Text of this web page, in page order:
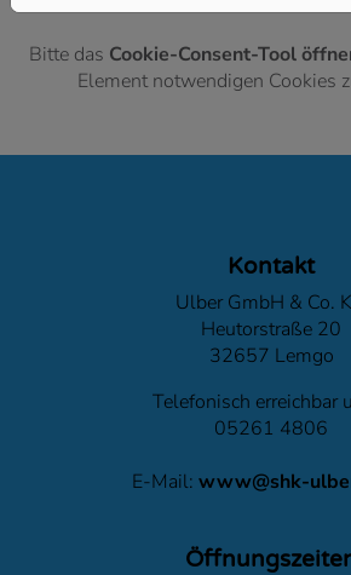
Bitte das Cookie-Consent-Tool
Element notwendigen Cookies
Kontakt
Ulber GmbH & Co.
Heutorstraße 20
32657 Lemgo
Telefonisch erreichbar
05261 4806
E-Mail: www@shk-